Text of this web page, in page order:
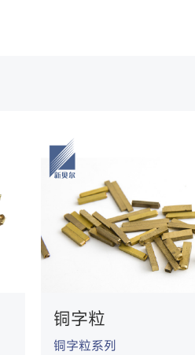
铜字粒
铜字粒系列